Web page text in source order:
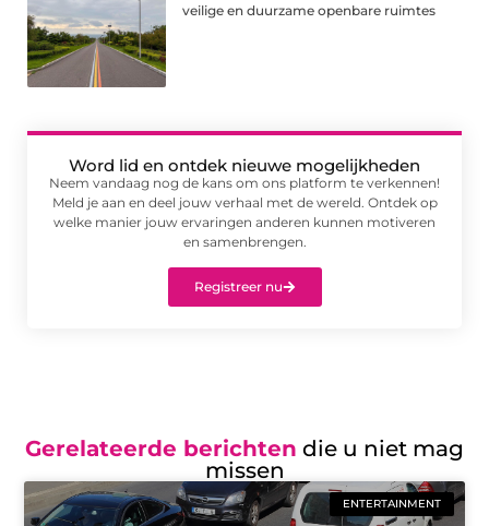
veilige en duurzame openbare ruimtes
Word lid en ontdek nieuwe mogelijkheden
Neem vandaag nog de kans om ons platform te verkennen!
Meld je aan en deel jouw verhaal met de wereld. Ontdek op
welke manier jouw ervaringen anderen kunnen motiveren
en samenbrengen.
Registreer nu
Gerelateerde berichten die u niet mag
missen
ENTERTAINMENT